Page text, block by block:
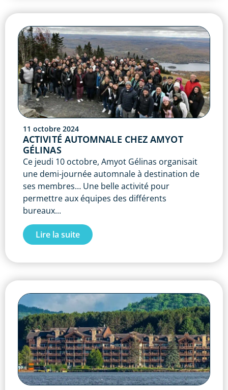
11 octobre 2024
ACTIVITÉ AUTOMNALE CHEZ AMYOT
GÉLINAS
Ce jeudi 10 octobre, Amyot Gélinas organisait
une demi-journée automnale à destination de
ses membres… Une belle activité pour
permettre aux équipes des différents
bureaux...
Lire la suite